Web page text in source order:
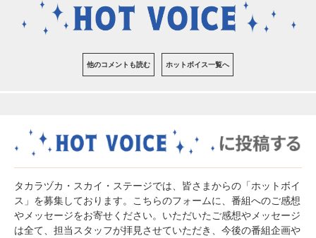
他のコメントも読む ホットボイス一覧へ
タカラヅカ・スカイ・ステージでは、皆さまからの「ホットボイ
ス」を募集しております。こちらのフォームに、番組へのご感想
やメッセージをお寄せください。いただいたご感想やメッセージ
は全て、担当スタッフが拝見させていただき、今後の番組企画や